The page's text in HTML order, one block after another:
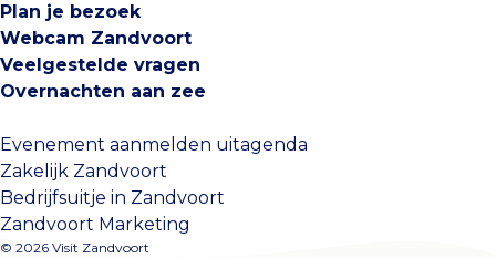
Plan je bezoek
Webcam Zandvoort
Veelgestelde vragen
Overnachten aan zee
Evenement aanmelden uitagenda
Zakelijk Zandvoort
Bedrijfsuitje in Zandvoort
Zandvoort Marketing
© 2026 Visit Zandvoort